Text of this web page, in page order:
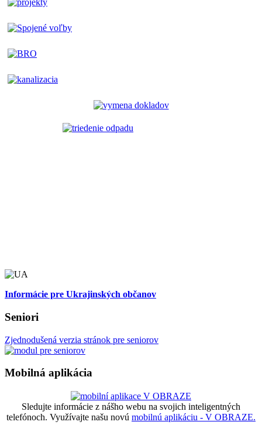
Informácie pre Ukrajinských občanov
Seniori
Zjednodušená verzia stránok pre seniorov
Mobilná aplikácia
Sledujte informácie z nášho webu na svojich inteligentných
telefónoch. Využívajte našu novú mobilnú aplikáciu - V OBRAZE.